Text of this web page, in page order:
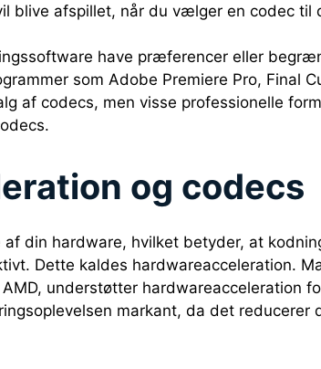
blive afspillet, når du vælger en codec til
have præferencer eller
som Adobe Premiere Pro, Final
af codecs, men visse professionelle
og codecs
din hardware, hvilket betyder, at
Dette kaldes hardwareacceleration.
understøtter hardwareacceleration
markant, da det